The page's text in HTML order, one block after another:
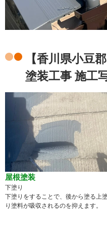
【香川県小豆
塗装工事 施工
屋根塗装
下塗り
下塗りをすることで、後から塗る上塗
り塗料が吸収されるのを抑えます。